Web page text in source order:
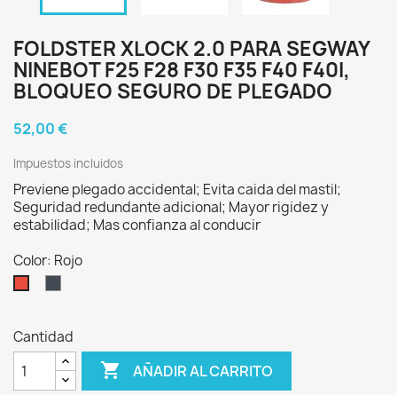
FOLDSTER XLOCK 2.0 PARA SEGWAY
NINEBOT F25 F28 F30 F35 F40 F40I,
BLOQUEO SEGURO DE PLEGADO
52,00 €
Impuestos incluidos
Previene plegado accidental; Evita caida del mastil;
Seguridad redundante adicional; Mayor rigidez y
estabilidad; Mas confianza al conducir
Color: Rojo
Cantidad
 AÑADIR AL CARRITO